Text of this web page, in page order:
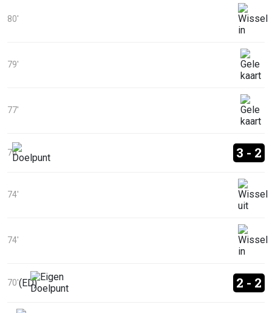
80'
79'
77'
76' 3 - 2
74'
74'
70'(ED) 2 - 2